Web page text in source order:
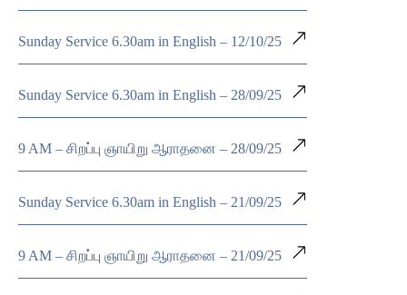
Sunday Service 6.30am in English – 12/10/25
Sunday Service 6.30am in English – 28/09/25
9 AM – சிறப்பு ஞாயிறு ஆராதனை – 28/09/25
Sunday Service 6.30am in English – 21/09/25
9 AM – சிறப்பு ஞாயிறு ஆராதனை – 21/09/25